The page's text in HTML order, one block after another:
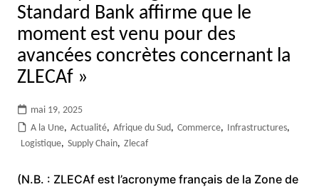
Standard Bank affirme que le
moment est venu pour des
avancées concrètes concernant la
ZLECAf »
mai 19, 2025
A la Une, Actualité, Afrique du Sud, Commerce, Infrastructures,
Logistique, Supply Chain, Zlecaf
(N.B. : ZLECAf est l’acronyme français de la Zone de